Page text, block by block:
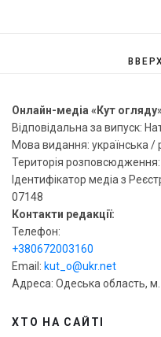
Онлайн-медіа «Кут
Відповідальна за випуск:
Мова видання: українська /
Територія розповсюдження:
Ідентифікатор медіа з
07148
Контакти редакції:
Телефон:
+380672003160
Email: kut_o@ukr.net
Адреса: Одеська область,
ХТО НА САЙТІ